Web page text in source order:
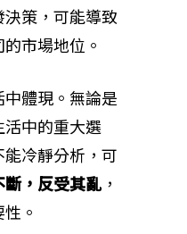
策，可能導致
市場地位。
體現。無論是
中的重大選
冷靜分析，可
斷，反受其亂，
。